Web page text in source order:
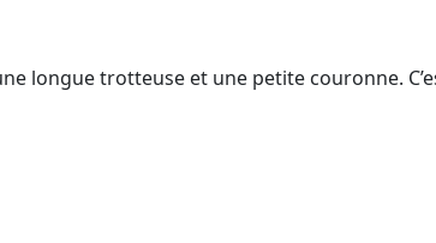
longue trotteuse et une petite couronne.